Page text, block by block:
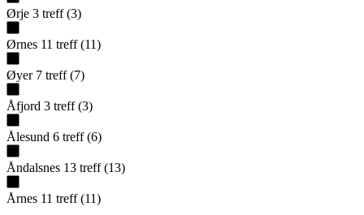
Ørje 3 treff (3)
Ørnes 11 treff (11)
Øyer 7 treff (7)
Åfjord 3 treff (3)
Ålesund 6 treff (6)
Åndalsnes 13 treff (13)
Årnes 11 treff (11)